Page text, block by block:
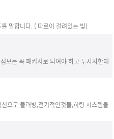
말합니다. ( 따로이 걸려있는 빚)
보는 꼭 패키지로 되여야 하고 투자자한테
으로 플러빙,전기적인것들,히팅 시스템들